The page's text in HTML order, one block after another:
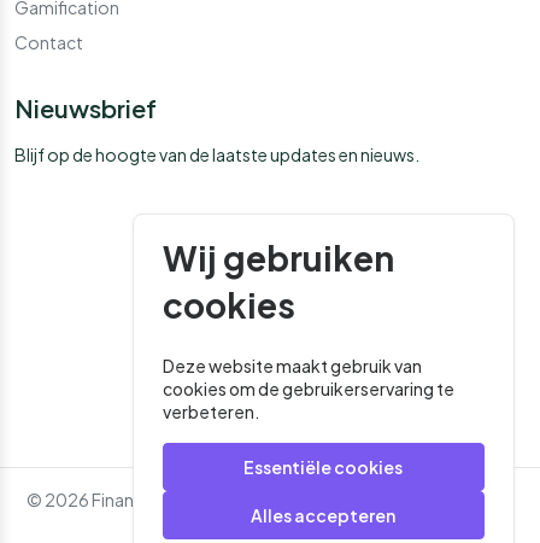
Wij gebruiken
cookies
Deze website maakt gebruik van
cookies om de gebruikerservaring te
verbeteren.
Essentiële cookies
Alles accepteren
Gamification
Contact
Nieuwsbrief
Blijf op de hoogte van de laatste updates en nieuws.
© 2026 Financial Media. Alle rechten voorbehouden. - Website
Roger That